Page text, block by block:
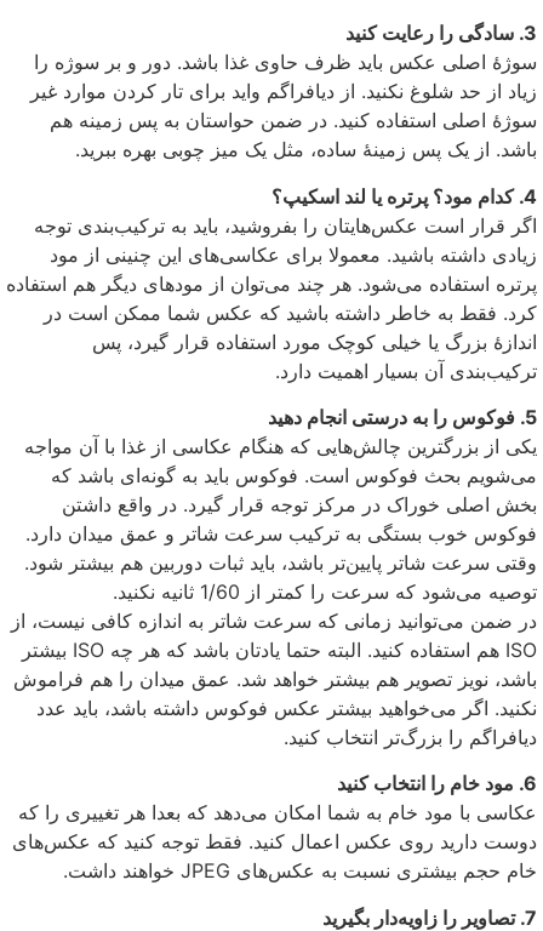
3. سادگی را رعایت کنید
سوژهٔ اصلی عکس باید ظرف حاوی غذا باشد. دور و بر سوژه را
زیاد از حد شلوغ نکنید. از دیافراگم واید برای تار کردن موارد غیر
سوژهٔ اصلی استفاده کنید. در ضمن حواستان به پس زمینه هم
باشد. از یک پس زمینهٔ ساده، مثل یک میز چوبی بهره ببرید.
4. کدام مود؟ پرتره یا لند اسکیپ؟
اگر قرار است عکس‌هایتان را بفروشید، باید به ترکیب‌بندی توجه
زیادی داشته باشید. معمولا برای عکاسی‌های این چنینی از مود
پرتره استفاده می‌شود. هر چند می‌توان از مودهای دیگر هم استفاده
کرد. فقط به خاطر داشته باشید که عکس شما ممکن است در
اندازهٔ بزرگ یا خیلی کوچک مورد استفاده قرار گیرد، پس
ترکیب‌بندی آن بسیار اهمیت دارد.
5. فوکوس را به درستی انجام دهید
یکی از بزرگترین چالش‌هایی که هنگام عکاسی از غذا با آن مواجه
می‌شویم بحث فوکوس است. فوکوس باید به گونه‌ای باشد که
بخش اصلی خوراک در مرکز توجه قرار گیرد. در واقع داشتن
فوکوس خوب بستگی به ترکیب سرعت شاتر و عمق میدان دارد.
وقتی سرعت شاتر پایین‌تر باشد، باید ثبات دوربین هم بیشتر شود.
توصیه می‌شود که سرعت را کمتر از 1/60 ثانیه نکنید.
در ضمن می‌توانید زمانی که سرعت شاتر به اندازه کافی نیست، از
ISO هم استفاده کنید. البته حتما یادتان باشد که هر چه ISO بیشتر
باشد، نویز تصویر هم بیشتر خواهد شد. عمق میدان را هم فراموش
نکنید. اگر می‌خواهید بیشتر عکس فوکوس داشته باشد، باید عدد
دیافراگم را بزرگ‌تر انتخاب کنید.
6. مود خام را انتخاب کنید
عکاسی با مود خام به شما امکان می‌دهد که بعدا هر تغییری را که
دوست دارید روی عکس اعمال کنید. فقط توجه کنید که عکس‌های
خام حجم بیشتری نسبت به عکس‌های JPEG خواهند داشت.
7. تصاویر را زاویه‌دار بگیرید